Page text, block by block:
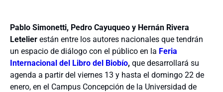
Pablo Simonetti, Pedro Cayuqueo y Hernán Rivera
Letelier están entre los autores nacionales que tendrán
un espacio de diálogo con el público en la Feria
Internacional del Libro del Biobío, que desarrollará su
agenda a partir del viernes 13 y hasta el domingo 22 de
enero, en el Campus Concepción de la Universidad de